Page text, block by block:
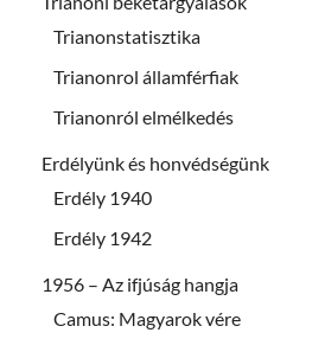
Trianonstatisztika
Trianonrol államférfiak
Trianonról elmélkedés
Erdélyünk és honvédségünk
Erdély 1940
Erdély 1942
1956 – Az ifjúság hangja
Camus: Magyarok vére